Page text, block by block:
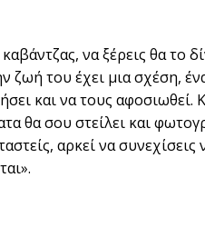
να ξέρεις θα το
ζωή του έχει μια σχέση,
και να τους
θα σου στείλει και
αρκεί να